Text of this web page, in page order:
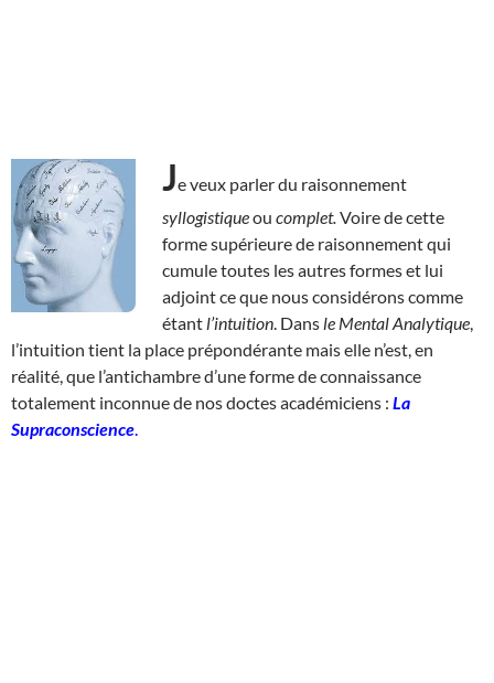
Je veux parler du raisonnement
syllogistiqueou complet. Voire de cette
forme supérieure de raisonnement qui
cumule toutes les autres formes et lui
adjoint ce que nous considérons comme
étant l’intuition . Dans le Mental Analytique
l’intuition tient la place prépondérante mais elle n’est, en
réalité, que l’antichambre d’une forme de connaissance
totalement inconnue de nos doctes académiciens : La
Supraconscience